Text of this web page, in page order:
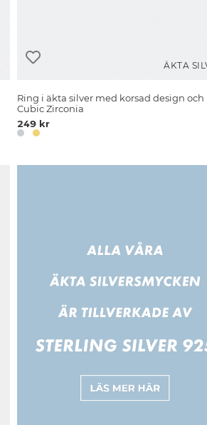
ÄKTA
Ring i äkta silver med korsad design och
Cubic Zirconia
249 kr